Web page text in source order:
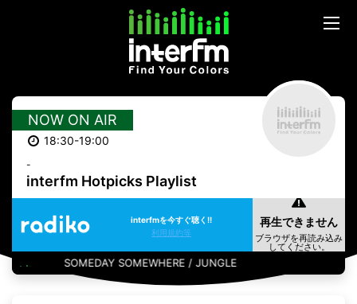
NOW ON AIR
18:30-19:00
-
interfm Hotpicks Playlist
interfmを今すぐ聴く!!
利用規約等
SOMEDAY SOMEWHERE / JUNGLE